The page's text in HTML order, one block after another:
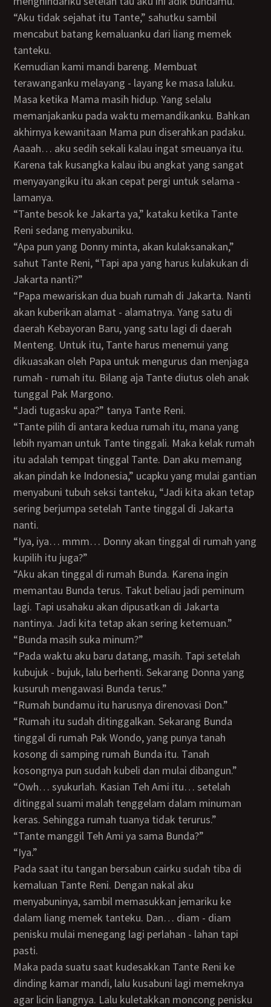
“Aku tidak sejahat itu Tante,” sahutku sambil
mencabut batang kemaluanku dari liang memek
tanteku.
Kemudian kami mandi bareng. Membuat
terawanganku melayang - layang ke masa laluku.
Masa ketika Mama masih hidup. Yang selalu
memanjakanku pada waktu memandikanku. Bahkan
akhirnya kewanitaan Mama pun diserahkan padaku.
Aaaah… aku sedih sekali kalau ingat smeuanya itu.
Karena tak kusangka kalau ibu angkat yang sangat
menyayangiku itu akan cepat pergi untuk selama -
lamanya.
“Tante besok ke Jakarta ya,” kataku ketika Tante
Reni sedang menyabuniku.
“Apa pun yang Donny minta, akan kulaksanakan,”
sahut Tante Reni, “Tapi apa yang harus kulakukan di
Jakarta nanti?”
“Papa mewariskan dua buah rumah di Jakarta. Nanti
akan kuberikan alamat - alamatnya. Yang satu di
daerah Kebayoran Baru, yang satu lagi di daerah
Menteng. Untuk itu, Tante harus menemui yang
dikuasakan oleh Papa untuk mengurus dan menjaga
rumah - rumah itu. Bilang aja Tante diutus oleh anak
tunggal Pak Margono.
“Jadi tugasku apa?” tanya Tante Reni.
“Tante pilih di antara kedua rumah itu, mana yang
lebih nyaman untuk Tante tinggali. Maka kelak rumah
itu adalah tempat tinggal Tante. Dan aku memang
akan pindah ke Indonesia,” ucapku yang mulai gantian
menyabuni tubuh seksi tanteku, “Jadi kita akan tetap
sering berjumpa setelah Tante tinggal di Jakarta
nanti.
“Iya, iya… mmm… Donny akan tinggal di rumah yang
kupilih itu juga?”
“Aku akan tinggal di rumah Bunda. Karena ingin
memantau Bunda terus. Takut beliau jadi peminum
lagi. Tapi usahaku akan dipusatkan di Jakarta
nantinya. Jadi kita tetap akan sering ketemuan.”
“Bunda masih suka minum?”
“Pada waktu aku baru datang, masih. Tapi setelah
kubujuk - bujuk, lalu berhenti. Sekarang Donna yang
kusuruh mengawasi Bunda terus.”
“Rumah bundamu itu harusnya direnovasi Don.”
“Rumah itu sudah ditinggalkan. Sekarang Bunda
tinggal di rumah Pak Wondo, yang punya tanah
kosong di samping rumah Bunda itu. Tanah
kosongnya pun sudah kubeli dan mulai dibangun.”
“owh… syukurlah. Kasian Teh Ami itu… setelah
ditinggal suami malah tenggelam dalam minuman
keras. Sehingga rumah tuanya tidak terurus.”
“Tante manggil Teh Ami ya sama Bunda?”
“Iya.”
Pada saat itu tangan bersabun cairku sudah tiba di
kemaluan Tante Reni. Dengan nakal aku
menyabuninya, sambil memasukkan jemariku ke
dalam liang memek tanteku. Dan… diam - diam
penisku mulai menegang lagi perlahan - lahan tapi
pasti.
Maka pada suatu saat kudesakkan Tante Reni ke
dinding kamar mandi, lalu kusabuni lagi memeknya
agar licin liangnya. Lalu kuletakkan moncong penisku